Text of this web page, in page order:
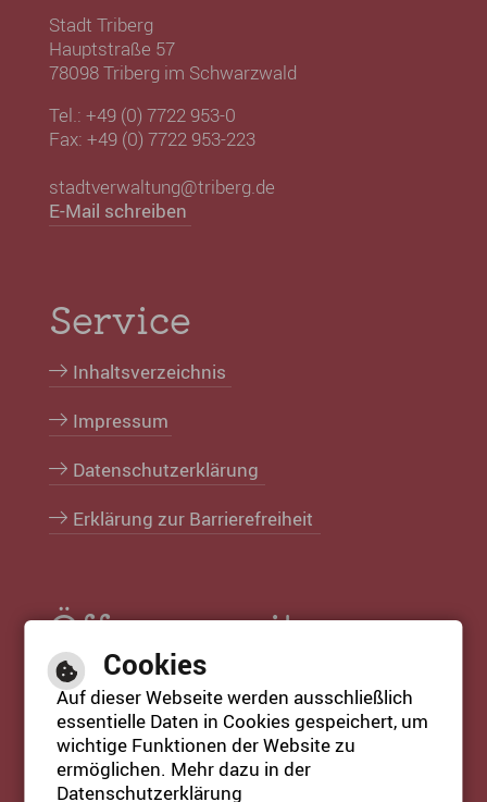
Stadt Triberg
Hauptstraße 57
78098 Triberg im Schwarzwald
Tel.: +49 (0) 7722 953-0
Fax: +49 (0) 7722 953-223
stadtverwaltung@triberg.de
E-Mail schreiben
Öffnungszeiten
Öffnungszeiten Rathaus:
Mo. bis Fr. 08:30 Uhr bis 12:30 Uhr
Mi. 14:00 Uhr bis 18:00 Uhr
Service
Inhaltsverzeichnis
Impressum
Datenschutzerklärung
Erklärung zur Barrierefreiheit
Cookies
Auf dieser Webseite werden ausschließlich
essentielle Daten in Cookies gespeichert, um
wichtige Funktionen der Website zu
ermöglichen. Mehr dazu in der
Datenschutzerklärung